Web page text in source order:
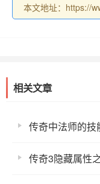
本文地址：https://
相关文章
传奇中法师的技
传奇3隐藏属性